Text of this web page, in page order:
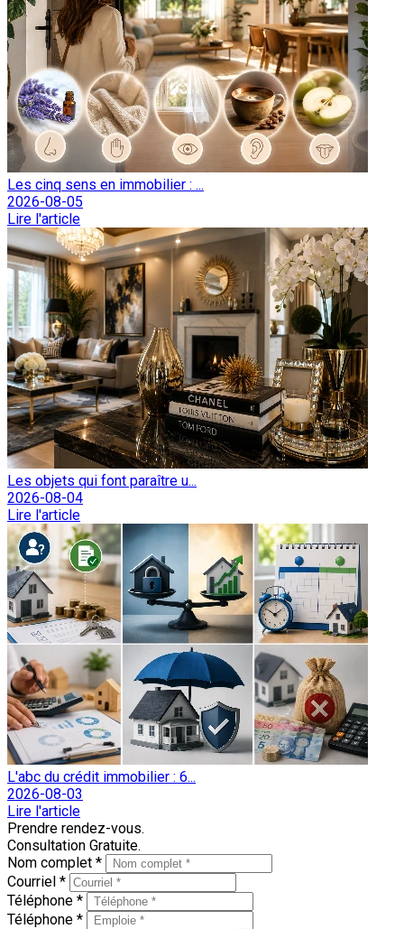
Les cinq sens en immobilier : ...
2026-08-05
Lire l'article
Les objets qui font paraître u...
2026-08-04
Lire l'article
L'abc du crédit immobilier : 6...
2026-08-03
Lire l'article
Prendre rendez-vous.
Consultation Gratuite.
Nom complet *
Courriel *
Téléphone *
Téléphone *